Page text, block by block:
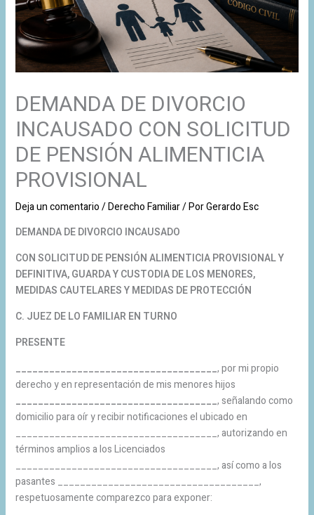
DEMANDA DE DIVORCIO
INCAUSADO CON SOLICITUD
DE PENSIÓN ALIMENTICIA
PROVISIONAL
Deja un comentario/Derecho Familiar/ PorGerardo Esc
DEMANDA DE DIVORCIO INCAUSADO
CON SOLICITUD DE PENSIÓN ALIMENTICIA PROVISIONAL Y
DEFINITIVA, GUARDA Y CUSTODIA DE LOS MENORES,
MEDIDAS CAUTELARES Y MEDIDAS DE PROTECCIÓN
C. JUEZ DE LO FAMILIAR EN TURNO
PRESENTE
____________________________________, por mi propio
derecho y en representación de mis menores hijos
____________________________________, señalando como
domicilio para oír y recibir notificaciones el ubicado en
____________________________________, autorizando en
términos amplios a los Licenciados
____________________________________, así como a los
pasantes ____________________________________,
respetuosamente comparezco para exponer: